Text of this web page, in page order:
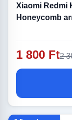
Xiaomi Redmi
Honeycomb
1 800 Ft2